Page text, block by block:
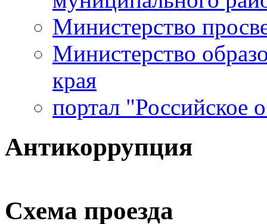
Министерство
Министерство
края
портал "Российское
Антикоррупция
Схема проезда